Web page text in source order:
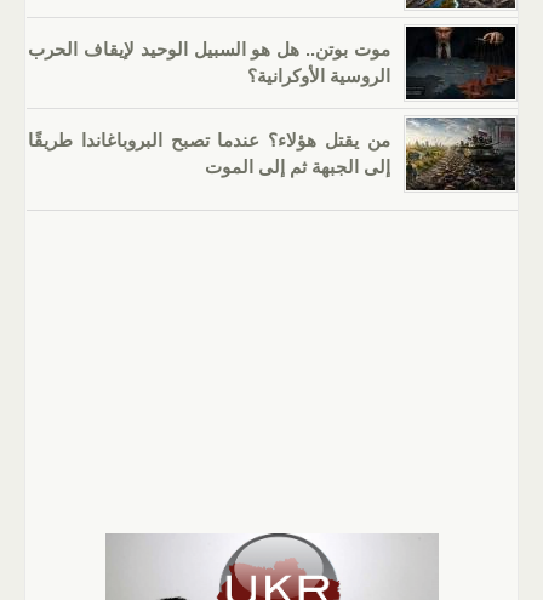
موت بوتن.. هل هو السبيل الوحيد لإيقاف الحرب
الروسية الأوكرانية؟
من يقتل هؤلاء؟ عندما تصبح البروباغاندا طريقًا
إلى الجبهة ثم إلى الموت